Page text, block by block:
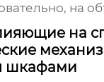
на
на
шкафами